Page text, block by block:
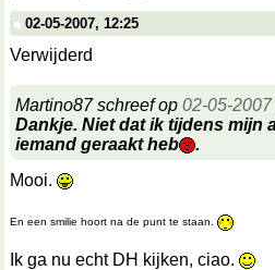
02-05-2007, 12:25
Verwijderd
Martino87 schreef op 02-05-
Dankje. Niet dat ik tijdens mijn
iemand geraakt heb
.
Mooi.
En een smilie hoort na de punt te staan.
Ik ga nu echt DH kijken, ciao.